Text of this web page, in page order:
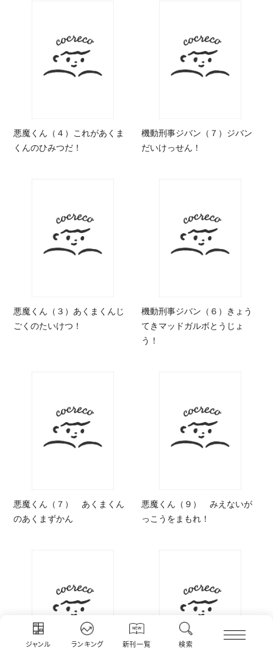
ジャンル ランキング 新刊一覧 検索
悪魔くん（４）これがあくま
くんのひみつだ！
機動刑事ジバン（７）ジバン
だいけっせん！
悪魔くん（３）あくまくんじ
ごくのたいけつ！
機動刑事ジバン（６）きょう
てきマッドガルボとうじょ
う！
悪魔くん（７） あくまくん
のあくまずかん
悪魔くん（９） みえないが
っこうをまもれ！